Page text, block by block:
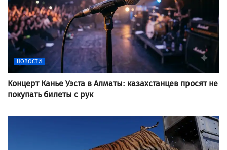
НОВОСТИ
Концерт Канье Уэста в Алматы: казахстанцев просят не
покупать билеты с рук